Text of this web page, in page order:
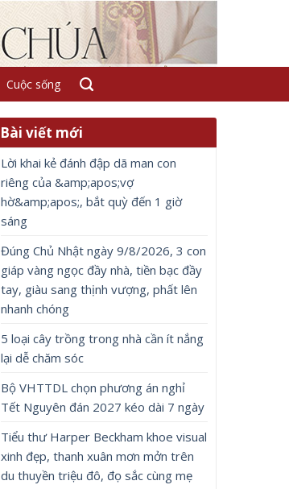
Cuộc sống
Bài viết mới
Lời khai kẻ đánh đập dã man con
riêng của &amp;apos;vợ
hờ&amp;apos;, bắt quỳ đến 1 giờ
sáng
Đúng Chủ Nhật ngày 9/8/2026, 3 con
giáp vàng ngọc đầy nhà, tiền bạc đầy
tay, giàu sang thịnh vượng, phất lên
nhanh chóng
5 loại cây trồng trong nhà cần ít nắng
lại dễ chăm sóc
Bộ VHTTDL chọn phương án nghỉ
Tết Nguyên đán 2027 kéo dài 7 ngày
Tiểu thư Harper Beckham khoe visual
xinh đẹp, thanh xuân mơn mởn trên
du thuyền triệu đô, đọ sắc cùng mẹ